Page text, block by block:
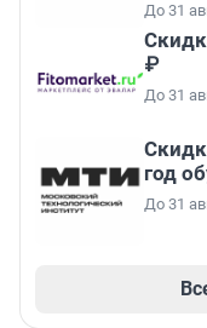
До 31
₽
До 31
год
До 31